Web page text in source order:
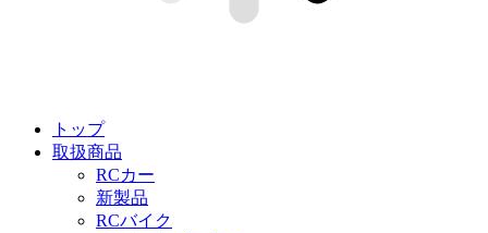
トップ
取扱商品
RCカー
新製品
RCバイク